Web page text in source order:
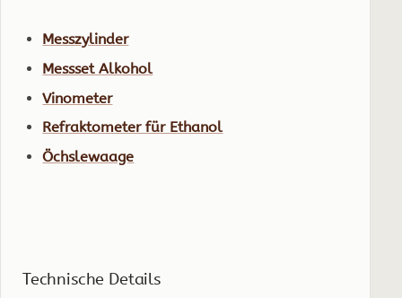
Messzylinder
Messset Alkohol
Vinometer
Refraktometer für Ethanol
Öchslewaage
Technische Details